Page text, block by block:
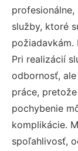
služby, ktoré
požiadavkám.
Pri realizácií
odbornosť,
práce,
pochybenie
komplikácie.
spoľahlivosť,